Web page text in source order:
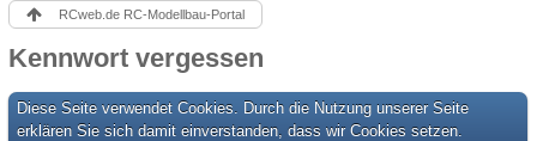
RCweb.de RC-Modellbau-Portal
Kennwort vergessen
Diese Seite verwendet Cookies. Durch die Nutzung unserer Seite
erklären Sie sich damit einverstanden, dass wir Cookies setzen.